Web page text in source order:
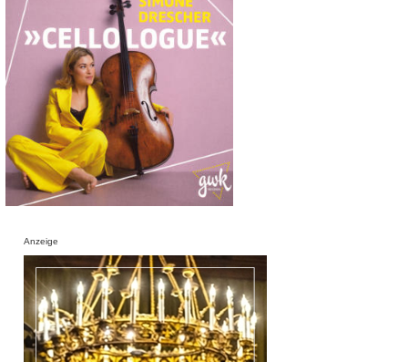
Anzeige